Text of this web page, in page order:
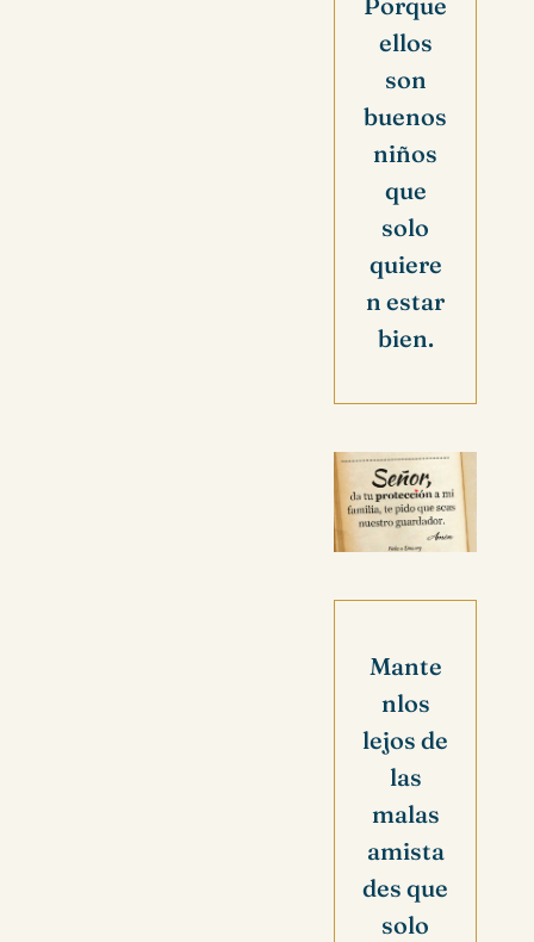
ellos
son
buenos
niños
que
solo
quiere
n estar
bien.
Mante
nlos
lejos de
las
malas
amista
des que
solo